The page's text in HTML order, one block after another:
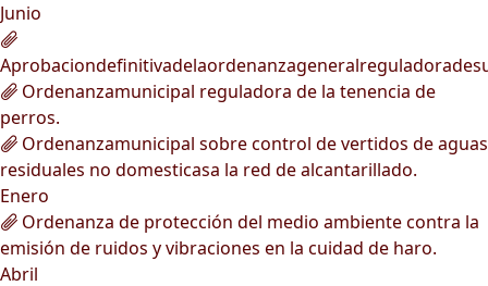
Junio
Ordenanzamunicipal reguladora de la tenencia de
perros.
Ordenanzamunicipal sobre control de vertidos de aguas
residuales no domesticasa la red de alcantarillado.
Enero
Ordenanza de protección del medio ambiente contra la
emisión de ruidos y vibraciones en la cuidad de haro.
Abril